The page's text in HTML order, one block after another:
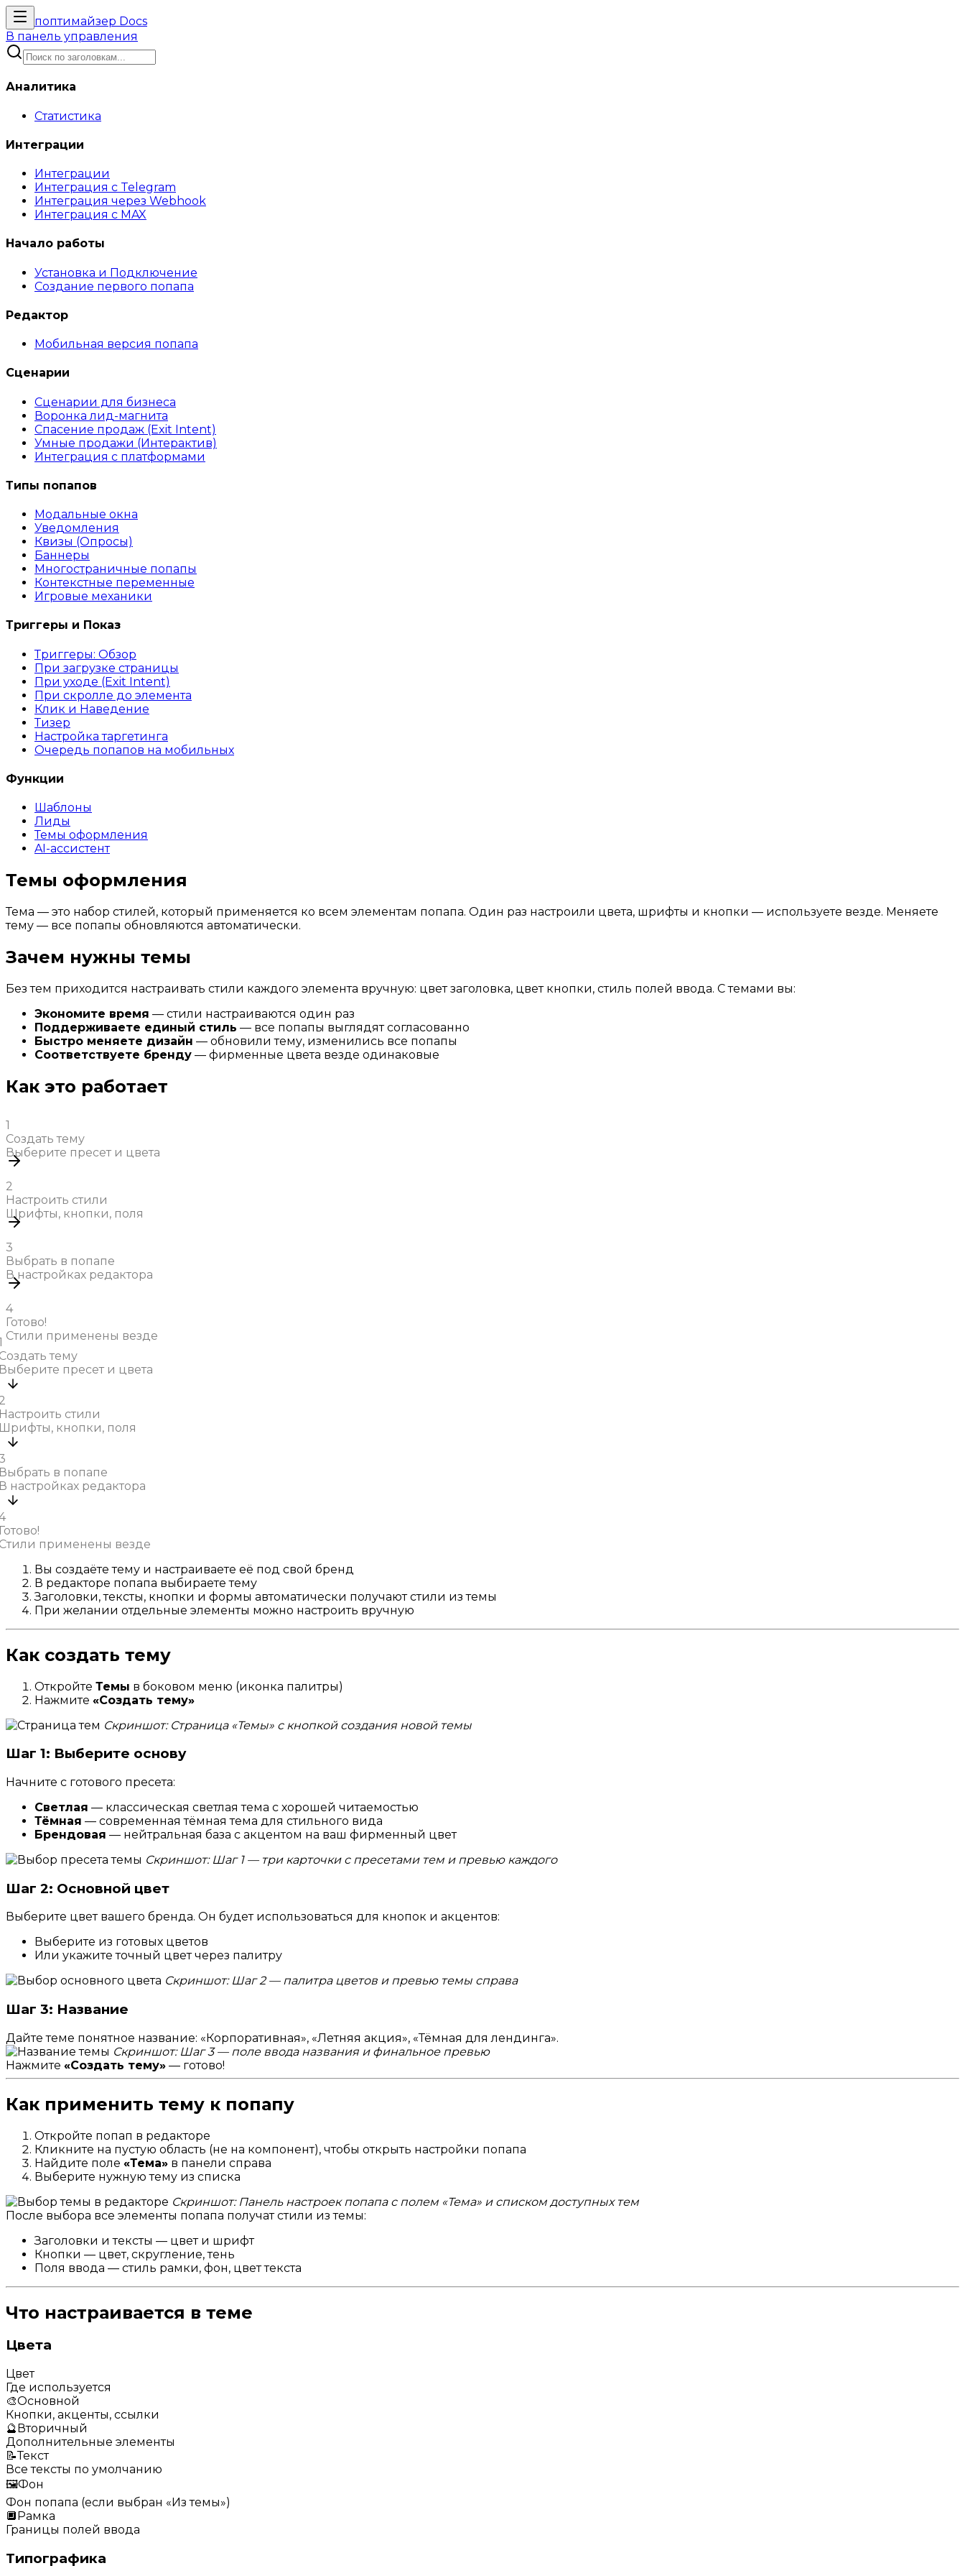
поптимайзер Docs
В панель управления
Аналитика
Статистика
Интеграции
Интеграции
Интеграция с Telegram
Интеграция через Webhook
Интеграция с MAX
Начало работы
Установка и Подключение
Создание первого попапа
Редактор
Мобильная версия попапа
Сценарии
Сценарии для бизнеса
Воронка лид-магнита
Спасение продаж (Exit Intent)
Умные продажи (Интерактив)
Интеграция с платформами
Типы попапов
Модальные окна
Уведомления
Квизы (Опросы)
Баннеры
Многостраничные попапы
Контекстные переменные
Игровые механики
Триггеры и Показ
Триггеры: Обзор
При загрузке страницы
При уходе (Exit Intent)
При скролле до элемента
Клик и Наведение
Тизер
Настройка таргетинга
Очередь попапов на мобильных
Функции
Шаблоны
Лиды
Темы оформления
AI-ассистент
Темы оформления
Тема — это набор стилей, который применяется ко всем элементам попапа. Один раз настроили цвета, шрифты и кнопки — используете везде. Меняете
тему — все попапы обновляются автоматически.
Зачем нужны темы
Без тем приходится настраивать стили каждого элемента вручную: цвет заголовка, цвет кнопки, стиль полей ввода. С темами вы:
Экономите время — стили настраиваются один раз
Поддерживаете единый стиль — все попапы выглядят согласованно
Быстро меняете дизайн — обновили тему, изменились все попапы
Соответствуете бренду — фирменные цвета везде одинаковые
Как это работает
1
Создать тему
Выберите пресет и цвета
2
Настроить стили
Шрифты, кнопки, поля
3
Выбрать в попапе
В настройках редактора
4
Готово!
Стили применены везде
тему
пресет и цвета
стили
кнопки, поля
в попапе
настройках редактора
применены везде
Вы создаёте тему и настраиваете её под свой бренд
В редакторе попапа выбираете тему
Заголовки, тексты, кнопки и формы автоматически получают стили из темы
При желании отдельные элементы можно настроить вручную
Как создать тему
Откройте Темы в боковом меню (иконка палитры)
Нажмите «Создать тему»
Скриншот: Страница «Темы» с кнопкой создания новой темы
Шаг 1: Выберите основу
Начните с готового пресета:
Светлая — классическая светлая тема с хорошей читаемостью
Тёмная — современная тёмная тема для стильного вида
Брендовая — нейтральная база с акцентом на ваш фирменный цвет
Скриншот: Шаг 1 — три карточки с пресетами тем и превью каждого
Шаг 2: Основной цвет
Выберите цвет вашего бренда. Он будет использоваться для кнопок и акцентов:
Выберите из готовых цветов
Или укажите точный цвет через палитру
Скриншот: Шаг 2 — палитра цветов и превью темы справа
Шаг 3: Название
Дайте теме понятное название: «Корпоративная», «Летняя акция», «Тёмная для лендинга».
Скриншот: Шаг 3 — поле ввода названия и финальное превью
Нажмите «Создать тему» — готово!
Как применить тему к попапу
Откройте попап в редакторе
Кликните на пустую область (не на компонент), чтобы открыть настройки попапа
Найдите поле «Тема» в панели справа
Выберите нужную тему из списка
Скриншот: Панель настроек попапа с полем «Тема» и списком доступных тем
После выбора все элементы попапа получат стили из темы:
Заголовки и тексты — цвет и шрифт
Кнопки — цвет, скругление, тень
Поля ввода — стиль рамки, фон, цвет текста
Что настраивается в теме
Цвета
Цвет
Где используется
🎨Основной
Кнопки, акценты, ссылки
🔮 Вторичный
Дополнительные элементы
📝Текст
Все тексты по умолчанию
🖼️Фон
Фон попапа (если выбран «Из темы»)
🔲 Рамка
Границы полей ввода
Типографика